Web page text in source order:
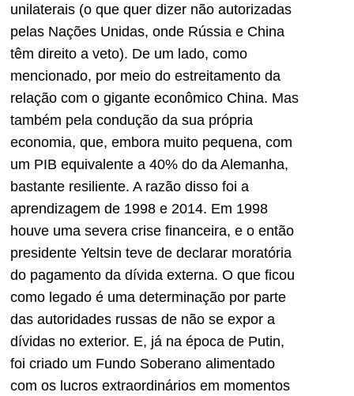
unilaterais (o que quer dizer não autorizadas
pelas Nações Unidas, onde Rússia e China
têm direito a veto). De um lado, como
mencionado, por meio do estreitamento da
relação com o gigante econômico China. Mas
também pela condução da sua própria
economia, que, embora muito pequena, com
um PIB equivalente a 40% do da Alemanha,
bastante resiliente. A razão disso foi a
aprendizagem de 1998 e 2014. Em 1998
houve uma severa crise financeira, e o então
presidente Yeltsin teve de declarar moratória
do pagamento da dívida externa. O que ficou
como legado é uma determinação por parte
das autoridades russas de não se expor a
dívidas no exterior. E, já na época de Putin,
foi criado um Fundo Soberano alimentado
com os lucros extraordinários em momentos